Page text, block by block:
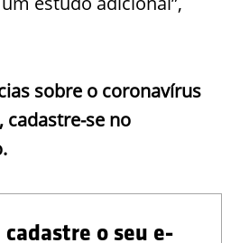
sobre o coronavírus
se no
o seu e-